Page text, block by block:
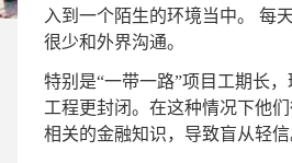
入到一个陌生的环境当中。 每
很少和外界沟通。
特别是“一带一路”项目工期长
工程更封闭。在这种情况下他
相关的金融知识，导致盲从轻信